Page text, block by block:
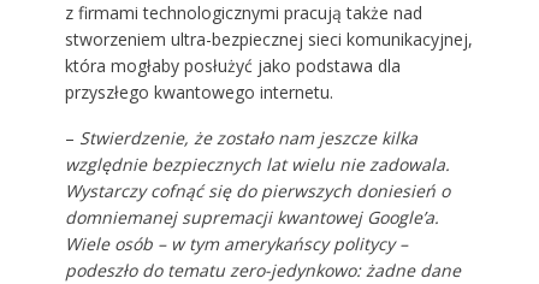
z firmami technologicznymi pracują także nad
stworzeniem ultra-bezpiecznej sieci komunikacyjnej,
która mogłaby posłużyć jako podstawa dla
przyszłego kwantowego internetu.
– Stwierdzenie, że zostało nam jeszcze kilka
względnie bezpiecznych lat wielu nie zadowala.
Wystarczy cofnąć się do pierwszych doniesień o
domniemanej supremacji kwantowej Google’a.
Wiele osób – w tym amerykańscy politycy –
podeszło do tematu zero-jedynkowo: żadne dane